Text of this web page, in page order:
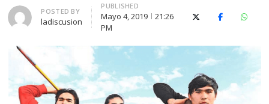
Author
POSTED BY
ladiscusion
PUBLISHED
Mayo 4, 2019
21:26
PM
X (Twitter)Facebook